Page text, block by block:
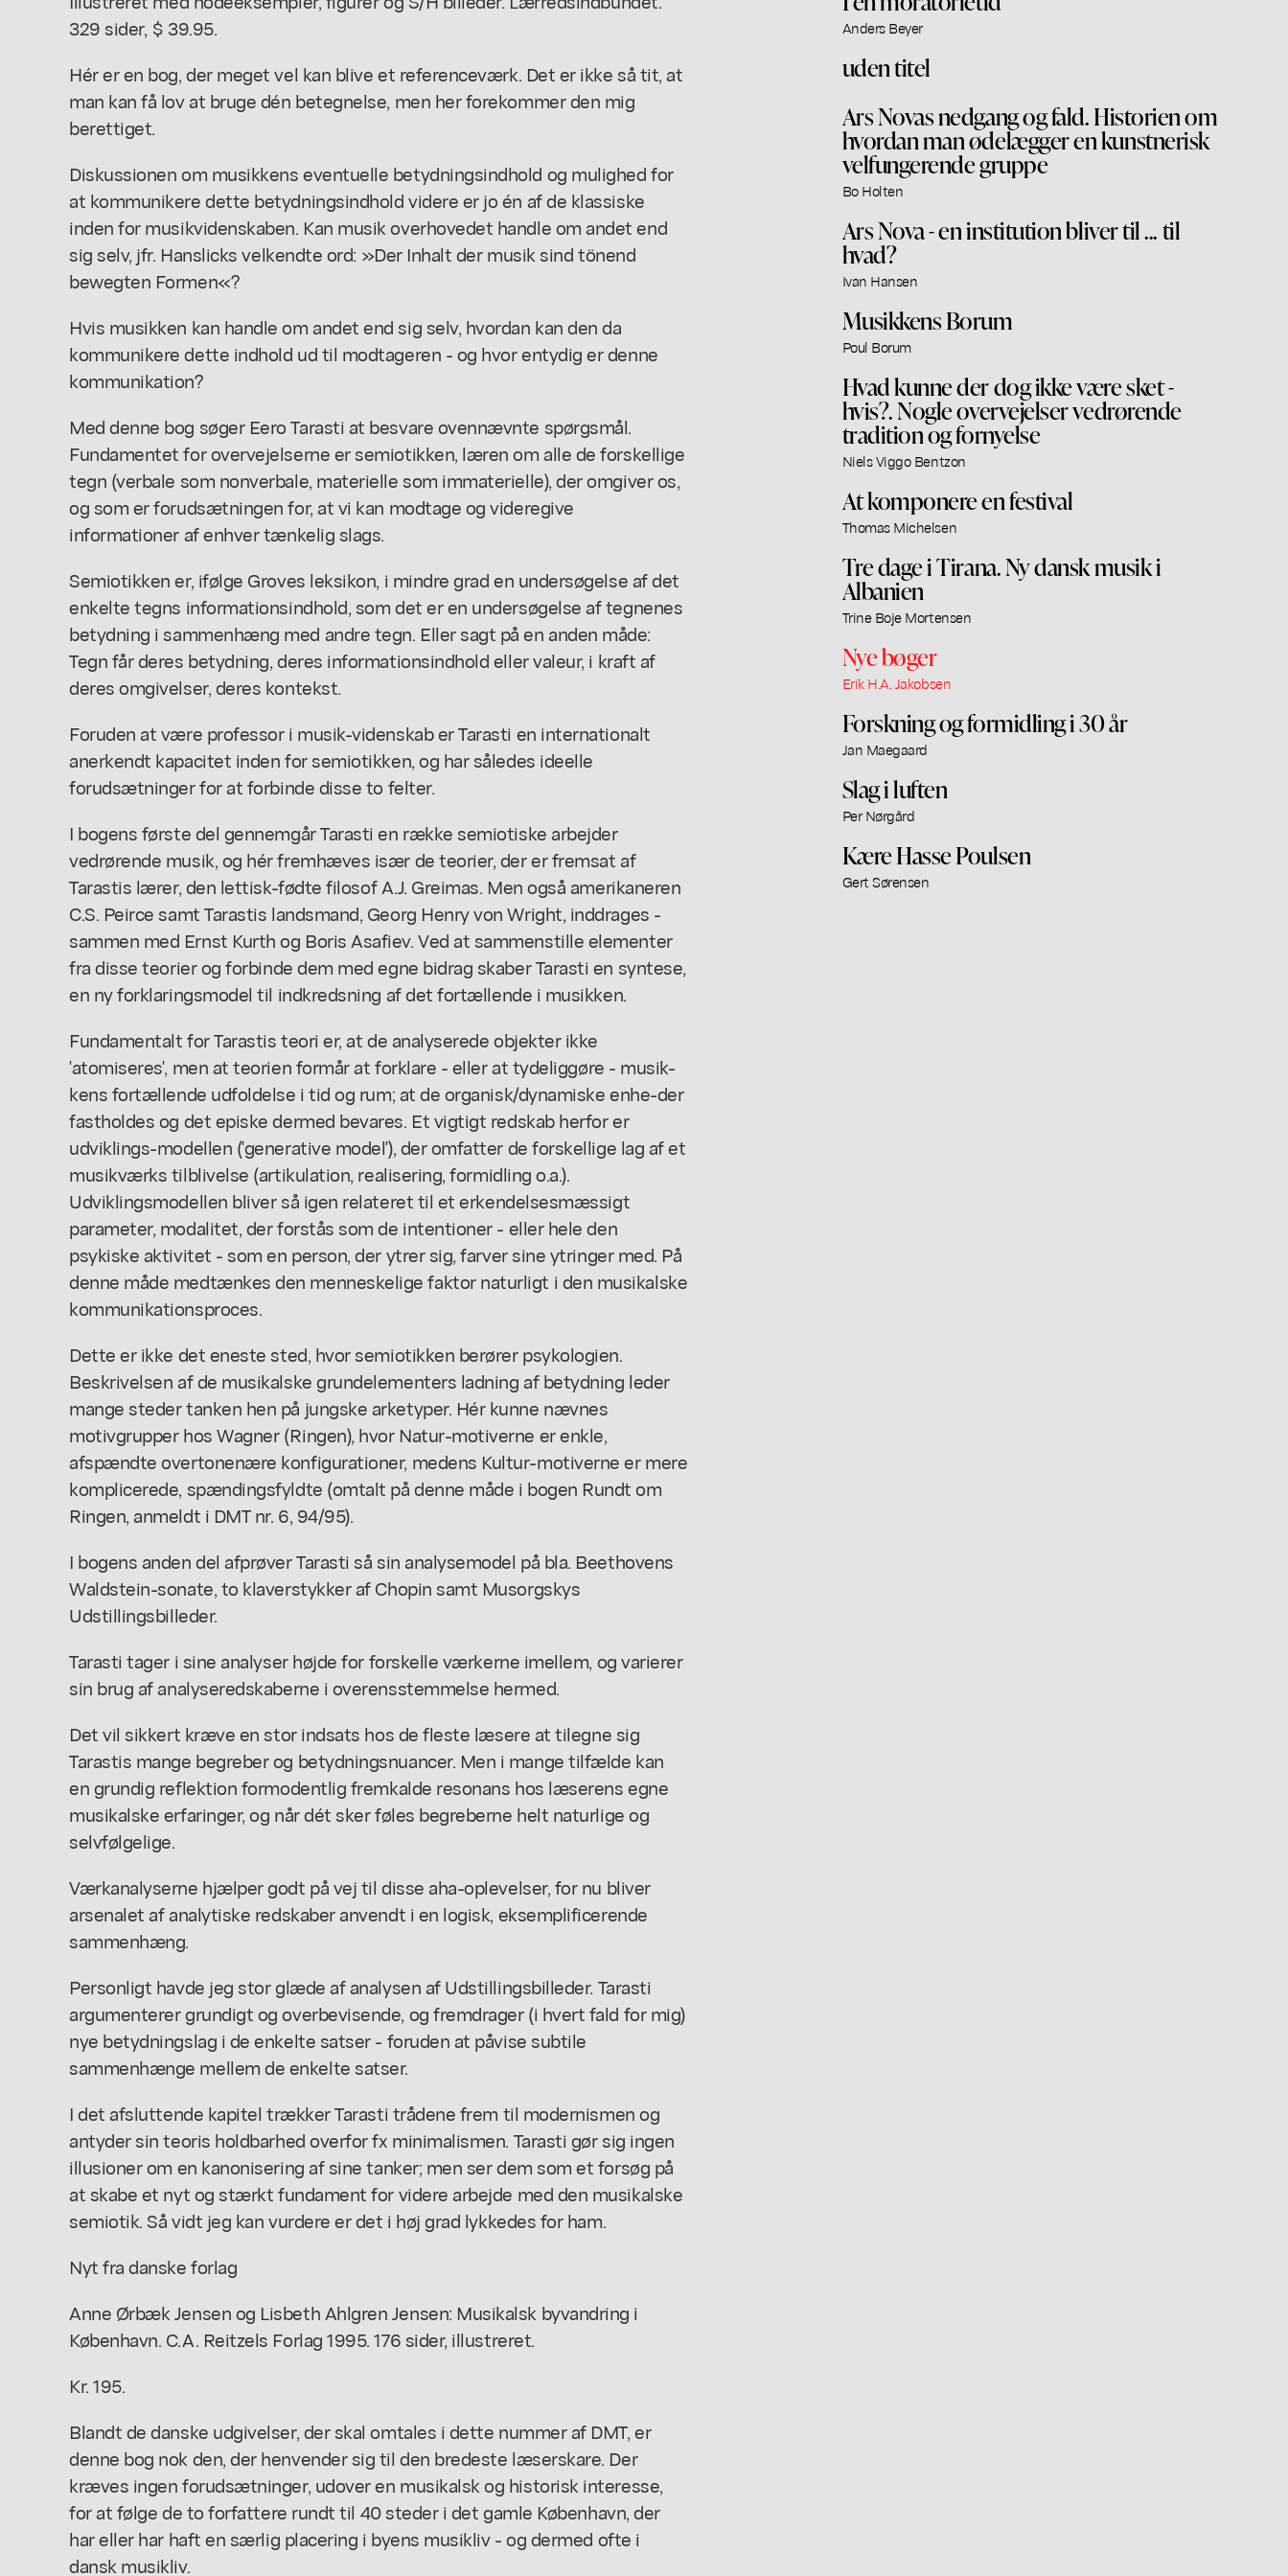
329 sider, $ 39.95.
Hér er en bog, der meget vel kan blive et referenceværk. Det er ikke så tit, at
man kan få lov at bruge dén betegnelse, men her forekommer den mig
berettiget.
Diskussionen om musikkens eventuelle betydningsindhold og mulighed for
at kommunikere dette betydningsindhold videre er jo én af de klassiske
inden for musikvidenskaben. Kan musik overhovedet handle om andet end
sig selv, jfr. Hanslicks velkendte ord: »Der Inhalt der musik sind tönend
bewegten Formen«?
Hvis musikken kan handle om andet end sig selv, hvordan kan den da
kommunikere dette indhold ud til modtageren - og hvor entydig er denne
kommunikation?
Med denne bog søger Eero Tarasti at besvare ovennævnte spørgsmål.
Fundamentet for overvejelserne er semiotikken, læren om alle de forskellige
tegn (verbale som nonverbale, materielle som immaterielle), der omgiver os,
og som er forudsætningen for, at vi kan modtage og videregive
informationer af enhver tænkelig slags.
Semiotikken er, ifølge Groves leksikon, i mindre grad en undersøgelse af det
enkelte tegns informationsindhold, som det er en undersøgelse af tegnenes
betydning i sammenhæng med andre tegn. Eller sagt på en anden måde:
Tegn får deres betydning, deres informationsindhold eller valeur, i kraft af
deres omgivelser, deres kontekst.
Foruden at være professor i musik-videnskab er Tarasti en internationalt
anerkendt kapacitet inden for semiotikken, og har således ideelle
forudsætninger for at forbinde disse to felter.
I bogens første del gennemgår Tarasti en række semiotiske arbejder
vedrørende musik, og hér fremhæves især de teorier, der er fremsat af
Tarastis lærer, den lettisk-fødte filosof A.J. Greimas. Men også amerikaneren
C.S. Peirce samt Tarastis landsmand, Georg Henry von Wright, inddrages -
sammen med Ernst Kurth og Boris Asafiev. Ved at sammenstille elementer
fra disse teorier og forbinde dem med egne bidrag skaber Tarasti en syntese,
en ny forklaringsmodel til indkredsning af det fortællende i musikken.
Fundamentalt for Tarastis teori er, at de analyserede objekter ikke
'atomiseres', men at teorien formår at forklare - eller at tydeliggøre - musik-
kens fortællende udfoldelse i tid og rum; at de organisk/dynamiske enhe-der
fastholdes og det episke dermed bevares. Et vigtigt redskab herfor er
udviklings-modellen ('generative model'), der omfatter de forskellige lag af et
musikværks tilblivelse (artikulation, realisering, formidling o.a.).
Udviklingsmodellen bliver så igen relateret til et erkendelsesmæssigt
parameter, modalitet, der forstås som de intentioner - eller hele den
psykiske aktivitet - som en person, der ytrer sig, farver sine ytringer med. På
denne måde medtænkes den menneskelige faktor naturligt i den musikalske
kommunikationsproces.
Dette er ikke det eneste sted, hvor semiotikken berører psykologien.
Beskrivelsen af de musikalske grundelementers ladning af betydning leder
mange steder tanken hen på jungske arketyper. Hér kunne nævnes
motivgrupper hos Wagner (Ringen), hvor Natur-motiverne er enkle,
afspændte overtonenære konfigurationer, medens Kultur-motiverne er mere
komplicerede, spændingsfyldte (omtalt på denne måde i bogen Rundt om
Ringen, anmeldt i DMT nr. 6, 94/95).
I bogens anden del afprøver Tarasti så sin analysemodel på bla. Beethovens
Waldstein-sonate, to klaverstykker af Chopin samt Musorgskys
Udstillingsbilleder.
Tarasti tager i sine analyser højde for forskelle værkerne imellem, og varierer
sin brug af analyseredskaberne i overensstemmelse hermed.
Det vil sikkert kræve en stor indsats hos de fleste læsere at tilegne sig
Tarastis mange begreber og betydningsnuancer. Men i mange tilfælde kan
en grundig reflektion formodentlig fremkalde resonans hos læserens egne
musikalske erfaringer, og når dét sker føles begreberne helt naturlige og
selvfølgelige.
Værkanalyserne hjælper godt på vej til disse aha-oplevelser, for nu bliver
arsenalet af analytiske redskaber anvendt i en logisk, eksemplificerende
sammenhæng.
Personligt havde jeg stor glæde af analysen af Udstillingsbilleder. Tarasti
argumenterer grundigt og overbevisende, og fremdrager (i hvert fald for mig)
nye betydningslag i de enkelte satser - foruden at påvise subtile
sammenhænge mellem de enkelte satser.
I det afsluttende kapitel trækker Tarasti trådene frem til modernismen og
antyder sin teoris holdbarhed overfor fx minimalismen. Tarasti gør sig ingen
illusioner om en kanonisering af sine tanker; men ser dem som et forsøg på
at skabe et nyt og stærkt fundament for videre arbejde med den musikalske
semiotik. Så vidt jeg kan vurdere er det i høj grad lykkedes for ham.
Nyt fra danske forlag
Anne Ørbæk Jensen og Lisbeth Ahlgren Jensen: Musikalsk byvandring i
København. C.A. Reitzels Forlag 1995. 176 sider, illustreret.
Kr. 195.
Blandt de danske udgivelser, der skal omtales i dette nummer af DMT, er
denne bog nok den, der henvender sig til den bredeste læserskare. Der
kræves ingen forudsætninger, udover en musikalsk og historisk interesse,
for at følge de to forfattere rundt til 40 steder i det gamle København, der
har eller har haft en særlig placering i byens musikliv - og dermed ofte i
dansk musikliv.
Anders Beyer
uden titel
Ars Novas nedgang og fald. Historien om
hvordan man ødelægger en kunstnerisk
velfungerende gruppe
Bo Holten
Ars Nova - en institution bliver til ... til
hvad?
Ivan Hansen
Musikkens Borum
Poul Borum
Hvad kunne der dog ikke være sket -
hvis?. Nogle overvejelser vedrørende
tradition og fornyelse
Niels Viggo Bentzon
At komponere en festival
Thomas Michelsen
Tre dage i Tirana. Ny dansk musik i
Albanien
Trine Boje Mortensen
Nye bøger
Erik H.A. Jakobsen
Forskning og formidling i 30 år
Jan Maegaard
Slag i luften
Per Nørgård
Kære Hasse Poulsen
Gert Sørensen